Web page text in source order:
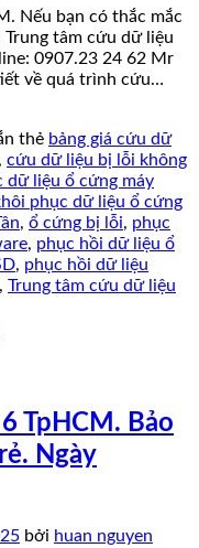
Nếu bạn có thắc mắc
tâm cứu dữ liệu
0907.23 24 62 Mr
về quá trình cứu…
thẻ bảng giá cứu dữ
, cứu dữ liệu bị lỗi không
dữ liệu ổ cứng máy
phục dữ liệu ổ cứng
, ổ cứng bị lỗi, phục
, phục hồi dữ liệu ổ
, phục hồi dữ liệu
, Trung tâm cứu dữ liệu
TpHCM. Bảo
Ngày
bởi huan nguyen